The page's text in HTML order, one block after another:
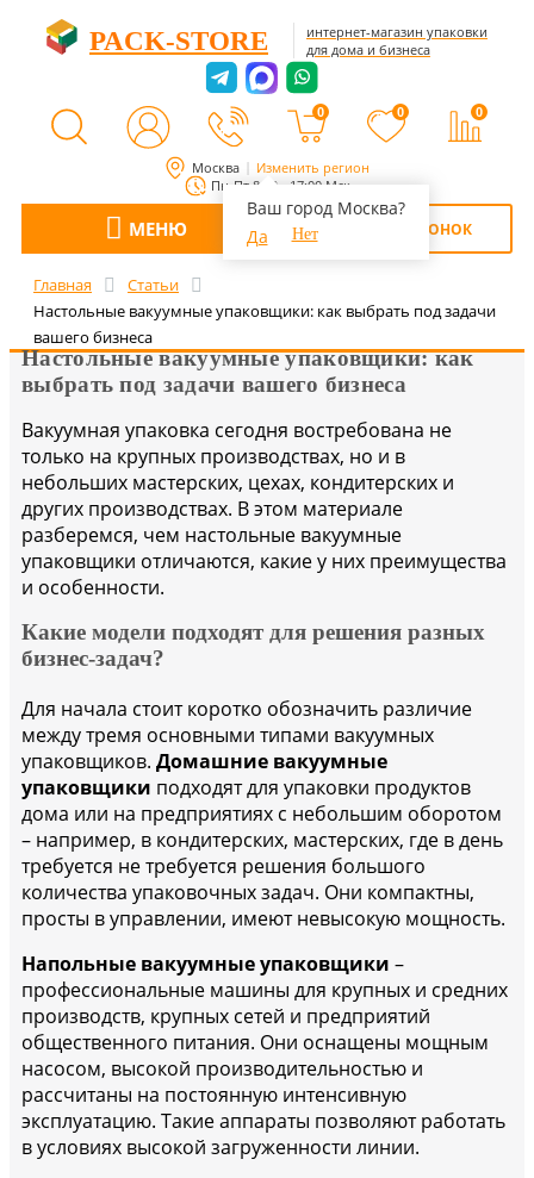
Москва Изменить регион
Ваш город Москва?
Да
Нет
Пн-Пт 8:00 - 17:00 Мск
PACK-STORE
интернет-магазин упаковки
для дома и бизнеса
0 0 0
МЕНЮ ОБРАТНЫЙ ЗВОНОК
Главная
Статьи
Настольные вакуумные упаковщики: как выбрать под задачи
вашего бизнеса
Настольные вакуумные упаковщики: как
выбрать под задачи вашего бизнеса
Вакуумная упаковка сегодня востребована не
только на крупных производствах, но и в
небольших мастерских, цехах, кондитерских и
других производствах. В этом материале
разберемся, чем настольные вакуумные
упаковщики отличаются, какие у них преимущества
и особенности.
Какие модели подходят для решения разных
бизнес-задач?
Для начала стоит коротко обозначить различие
между тремя основными типами вакуумных
упаковщиков. Домашние вакуумные
упаковщики подходят для упаковки продуктов
дома или на предприятиях с небольшим оборотом
– например, в кондитерских, мастерских, где в день
требуется не требуется решения большого
количества упаковочных задач. Они компактны,
просты в управлении, имеют невысокую мощность.
Напольные вакуумные упаковщики –
профессиональные машины для крупных и средних
производств, крупных сетей и предприятий
общественного питания. Они оснащены мощным
насосом, высокой производительностью и
рассчитаны на постоянную интенсивную
эксплуатацию. Такие аппараты позволяют работать
в условиях высокой загруженности линии.